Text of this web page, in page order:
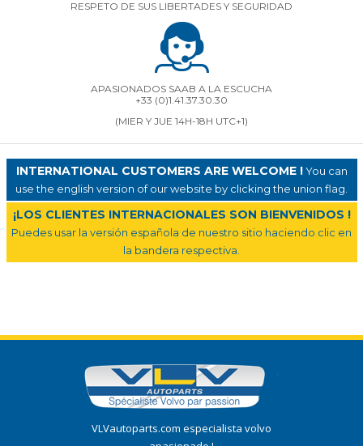
RESPETO DE SUS LIBERTADES Y SEGURIDAD
APASIONADOS SAAB A LA ESCUCHA
+33 (0)1.41.37.30.30
(MIER Y JUE 14H-18H UTC+1)
INTERNATIONAL CUSTOMERS ARE WELCOME !You can
use the english version of our website by clicking the union flag.
¡LOS CLIENTES INTERNACIONALES SON BIENVENIDOS !
Puedes usar la versión española de nuestro sitio haciendo clic en
la bandera respectiva.
VLVautoparts.com especialista volvo